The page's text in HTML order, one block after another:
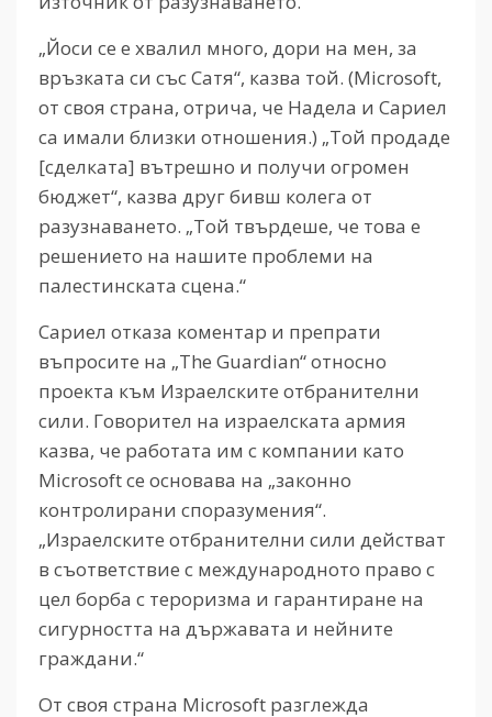
„Йоси се е хвалил много, дори на мен, за
връзката си със Сатя“, казва той. (Microsoft,
от своя страна, отрича, че Надела и Сариел
са имали близки отношения.) „Той продаде
[сделката] вътрешно и получи огромен
бюджет“, казва друг бивш колега от
разузнаването. „Той твърдеше, че това е
решението на нашите проблеми на
палестинската сцена.“
Сариел отказа коментар и препрати
въпросите на „The Guardian“ относно
проекта към Израелските отбранителни
сили. Говорител на израелската армия
казва, че работата им с компании като
Microsoft се основава на „законно
контролирани споразумения“.
„Израелските отбранителни сили действат
в съответствие с международното право с
цел борба с тероризма и гарантиране на
сигурността на държавата и нейните
граждани.“
От своя страна Microsoft разглежда